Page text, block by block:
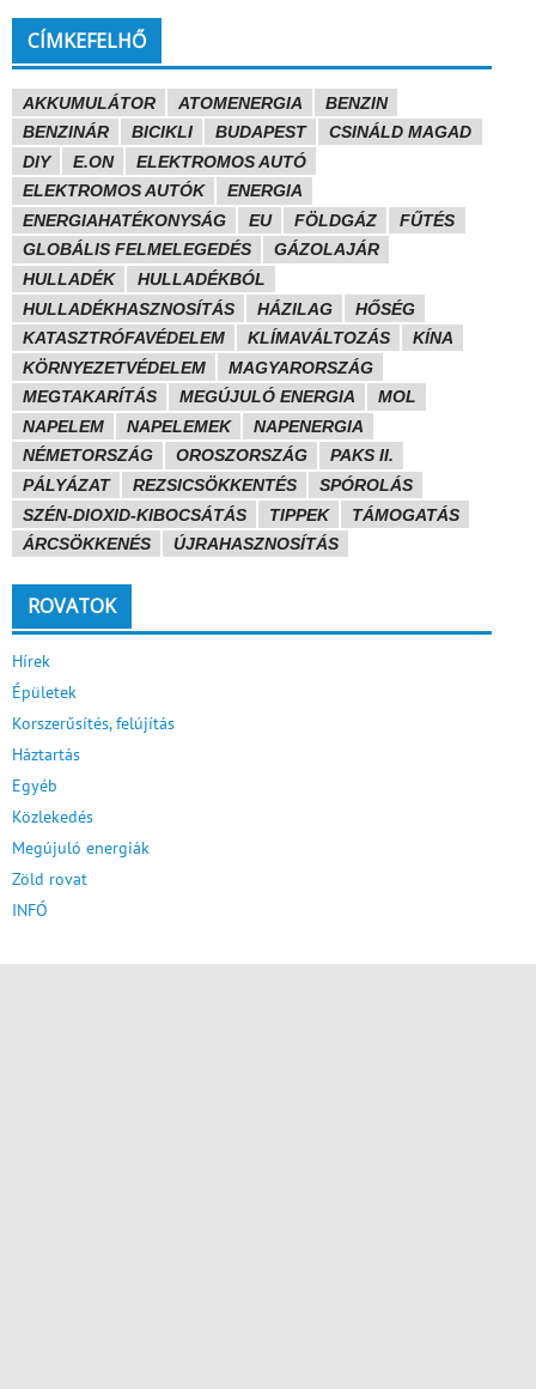
CÍMKEFELHŐ
AKKUMULÁTOR ATOMENERGIA
BENZIN
BENZINÁR
BICIKLI BUDAPEST
CSINÁLD MAGAD
DIY
E.ON
ELEKTROMOS AUTÓ
ELEKTROMOS AUTÓK
ENERGIA
ENERGIAHATÉKONYSÁG
EU FÖLDGÁZ
FŰTÉS
GLOBÁLIS FELMELEGEDÉS
GÁZOLAJÁR
HULLADÉK
HULLADÉKBÓL
HULLADÉKHASZNOSÍTÁS
HÁZILAG
HŐSÉG
KATASZTRÓFAVÉDELEM
KLÍMAVÁLTOZÁS
KÍNA
KÖRNYEZETVÉDELEM
MAGYARORSZÁG
MEGTAKARÍTÁS
MEGÚJULÓ ENERGIA
MOL
NAPELEM
NAPELEMEK
NAPENERGIA
NÉMETORSZÁG
OROSZORSZÁG
PAKS II.
PÁLYÁZAT
REZSICSÖKKENTÉS
SPÓROLÁS
SZÉN-DIOXID-KIBOCSÁTÁS
TIPPEK
TÁMOGATÁS
ÁRCSÖKKENÉS
ÚJRAHASZNOSÍTÁS
ROVATOK
Hírek
Épületek
Korszerűsítés, felújítás
Háztartás
Egyéb
Közlekedés
Megújuló energiák
Zöld rovat
INFÓ